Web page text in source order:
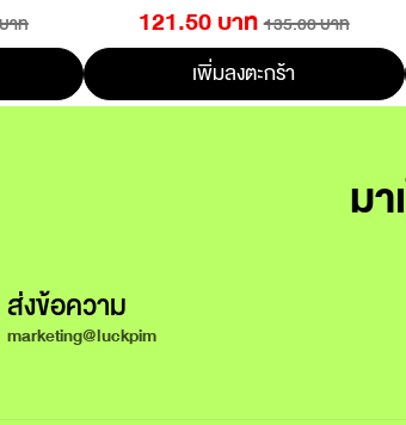
าท 121.50 บาท 135.00 บาท
เพิ่มลงตะกร้า
ม
ส่งข้อความ
marketing@luckpim